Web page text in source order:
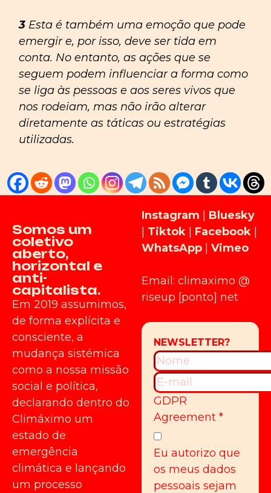
3 Esta é também uma emoção que pode
emergir e, por isso, deve ser tida em
conta. No entanto, as ações que se
seguem podem influenciar a forma como
se liga às pessoas e aos seres vivos que
nos rodeiam, mas não irão alterar
diretamente as táticas ou estratégias
utilizadas.
Somos um
coletivo
aberto,
horizontal e
anti-
capitalista.
Em 2019 assumimos,
de forma explícita e
consciente, a
mudança sistémica
como a nossa missão
social e política,
declarando dentro do
Climáximo um
estado de
emergência
climática e lançando
um processo
Instagram
Bluesky
Tiktok Facebook
WhatsApp
Vimeo
Email: climaximo @
riseup [ponto] net
GDPR
Agreement *
Eu autorizo que
os meus dados
pessoais sejam